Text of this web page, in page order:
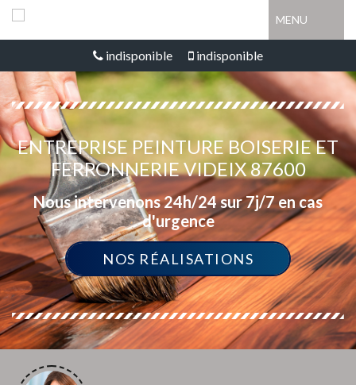
MENU
indisponible indisponible
ENTREPRISE PEINTURE BOISERIE ET
FERRONNERIE VIDEIX 87600
Nous intervenons 24h/24 sur 7j/7 en cas
d'urgence
NOS RÉALISATIONS